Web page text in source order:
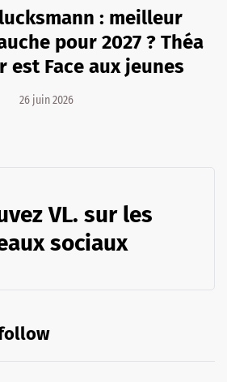
: meilleur
pour 2027 ? Théa
est Face aux jeunes
26 juin 2026
VL. sur les
sociaux